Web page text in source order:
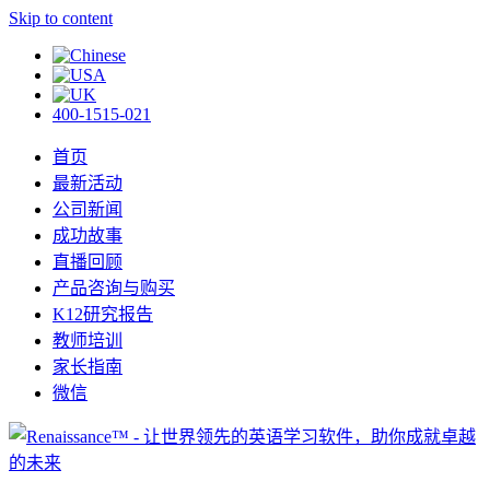
Skip to content
400-1515-021
首页
最新活动
公司新闻
成功故事
直播回顾
产品咨询与购买
K12研究报告
教师培训
家长指南
微信